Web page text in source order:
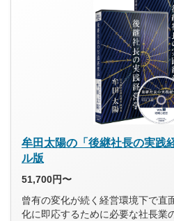
牟田太陽の「後継社長の実践
ル版
51,700円〜
曾有の変化が続く経営環境下で直
化に即応するために必要な社長業